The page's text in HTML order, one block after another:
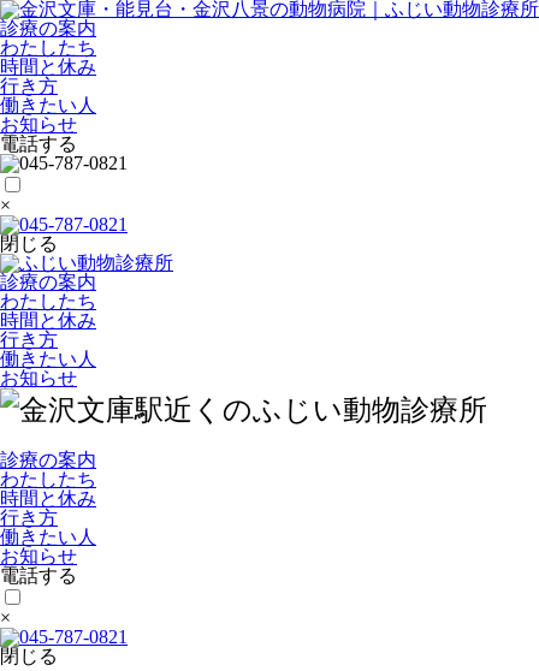
診療の案内
わたしたち
時間と休み
行き方
働きたい人
お知らせ
電話する
×
閉じる
診療の案内
わたしたち
時間と休み
行き方
働きたい人
お知らせ
診療の案内
わたしたち
時間と休み
行き方
働きたい人
お知らせ
電話する
×
閉じる